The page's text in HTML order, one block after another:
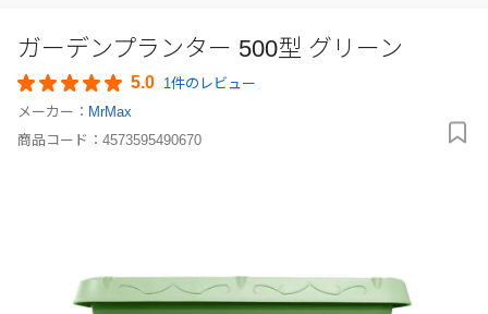
ガーデンプランター 500型 グリーン
5.0 1件のレビュー
メーカー： MrMax
商品コード： 4573595490670